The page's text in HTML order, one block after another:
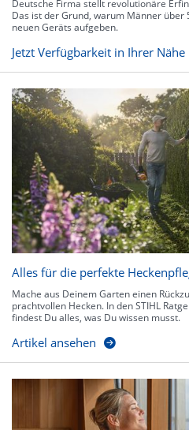
Deutsche Firma stellt revolutionäre
Das ist der Grund, warum Männer
neuen Geräts aufgeben.
Jetzt Verfügbarkeit in Ihrer
Alles für die perfekte
Mache aus Deinem Garten einen
prachtvollen Hecken. In den STIHL
findest Du alles, was Du wissen musst.
Artikel ansehen